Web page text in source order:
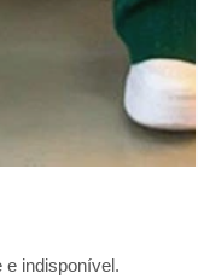
e indisponível.